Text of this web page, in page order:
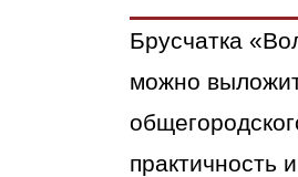
Брусчатка
можно
практичность